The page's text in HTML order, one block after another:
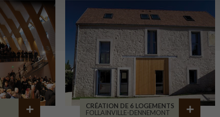
CRÉATION DE 6 LOGEMENTS
FOLLAINVILLE-DENNEMONT